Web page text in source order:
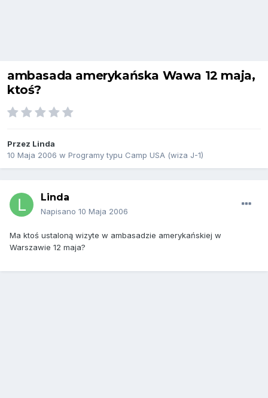
ambasada amerykańska Wawa 12 maja,
ktoś?
Przez Linda
10 Maja 2006 w Programy typu Camp USA (wiza J-1)
Linda
Napisano 10 Maja 2006
Ma ktoś ustaloną wizyte w ambasadzie amerykańskiej w
Warszawie 12 maja?